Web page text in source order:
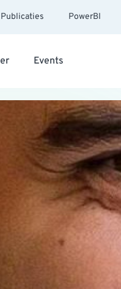
Publicaties PowerBI
Events